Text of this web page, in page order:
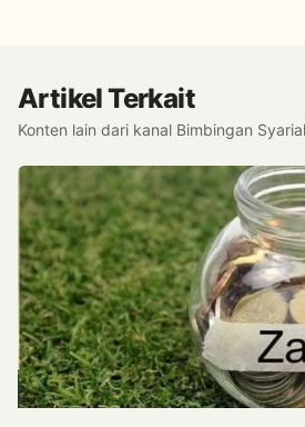
Artikel Terkait
Konten lain dari kanal Bimbingan